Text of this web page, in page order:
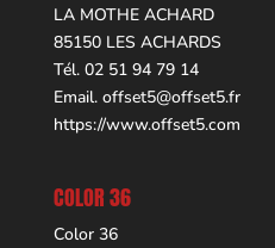
LA MOTHE ACHARD
85150 LES ACHARDS
Tél. 02 51 94 79 14
Email. offset5@offset5.fr
https://www.offset5.com
COLOR 36
Color 36